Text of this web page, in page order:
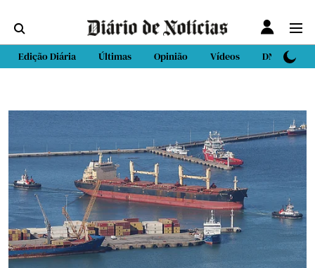
Edição Diária Últimas Opinião Vídeos DN Sport